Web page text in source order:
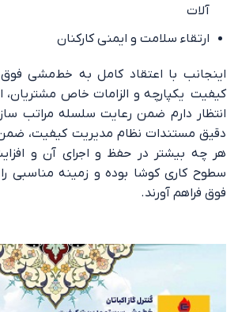
آلات
ارتقاء سلامت و ایمنی کارکنان
اينجانب با اعتقاد كامل به خط‌مشی
كيفيت یکپارچه و الزامات خاص مشتريان،
انتظار دارم ضمن رعايت سلسله مراتب
دقيق مستندات نظام مديريت كيفيت،
هر چه بیشتر در حفظ و اجرای آن و
سطوح كاری کوشا بوده و زمينه مناسبی
فوق فراهم آورند.